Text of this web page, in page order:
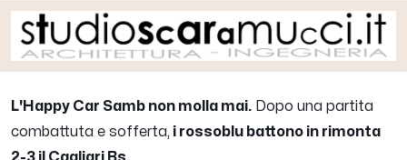
L'Happy Car Samb non molla mai. Dopo una partita
combattuta e sofferta, i rossoblu battono in rimonta